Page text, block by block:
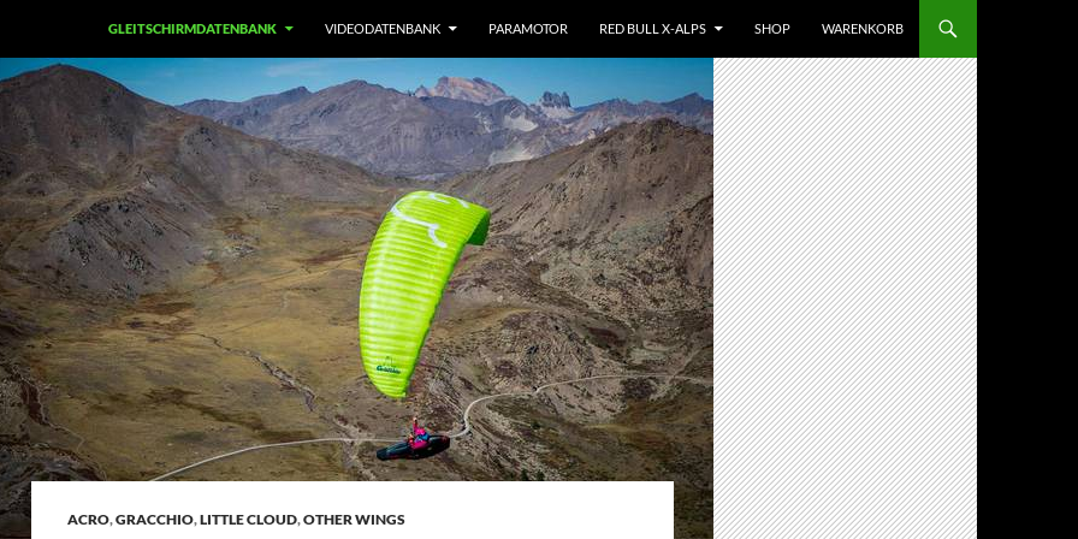
GLEITSCHIRMDATENBANK VIDEODATENBANK PARAMOTOR RED BULL X-ALPS SHOP WARENKORB
ACRO,GRACCHIO,LITTLE CLOUD,OTHER WINGS